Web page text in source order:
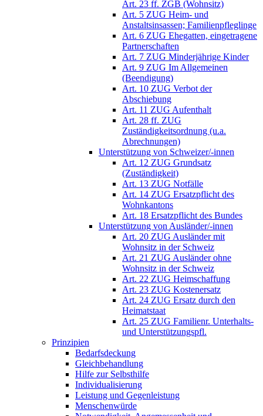
Art. 23 ff. ZGB (Wohnsitz)
Art. 5 ZUG Heim- und
Anstaltsinsassen; Familienpfleglinge
Art. 6 ZUG Ehegatten, eingetragene
Partnerschaften
Art. 7 ZUG Minderjährige Kinder
Art. 9 ZUG Im Allgemeinen
(Beendigung)
Art. 10 ZUG Verbot der
Abschiebung
Art. 11 ZUG Aufenthalt
Art. 28 ff. ZUG
Zuständigkeitsordnung (u.a.
Abrechnungen)
Unterstützung von Schweizer/-innen
Art. 12 ZUG Grundsatz
(Zuständigkeit)
Art. 13 ZUG Notfälle
Art. 14 ZUG Ersatzpflicht des
Wohnkantons
Art. 18 Ersatzpflicht des Bundes
Unterstützung von Ausländer/-innen
Art. 20 ZUG Ausländer mit
Wohnsitz in der Schweiz
Art. 21 ZUG Ausländer ohne
Wohnsitz in der Schweiz
Art. 22 ZUG Heimschaffung
Art. 23 ZUG Kostenersatz
Art. 24 ZUG Ersatz durch den
Heimatstaat
Art. 25 ZUG Familienr. Unterhalts-
und Unterstützungspfl.
Prinzipien
Bedarfsdeckung
Gleichbehandlung
Hilfe zur Selbsthilfe
Individualisierung
Leistung und Gegenleistung
Menschenwürde